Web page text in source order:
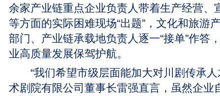
余家产业链重点企业负责人带着生产经营、
等方面的实际困难现场“出题”，文化和旅游
部门、产业链承载地负责人逐一“接单”作答
业高质量发展保驾护航。
“我们希望市级层面能加大对川剧传承人
术剧院有限公司董事长雷强直言，虽然企业